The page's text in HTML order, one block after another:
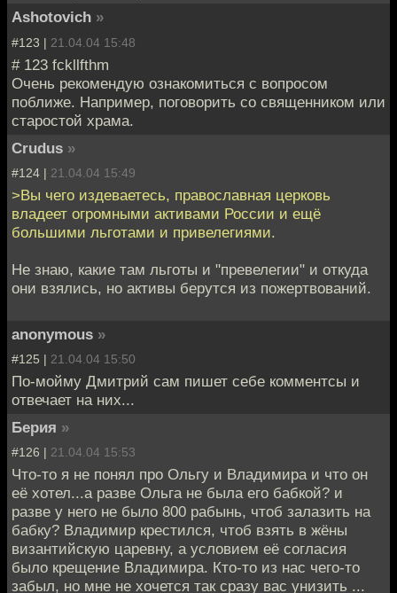
Ashotovich »
#123 | 21.04.04 15:48
# 123 fckllfthm
Очень рекомендую ознакомиться с вопросом
поближе. Например, поговорить со священником или
старостой храма.
Crudus »
#124 | 21.04.04 15:49
>Вы чего издеваетесь, православная церковь
владеет огромными активами России и ещё
большими льготами и привелегиями.
Не знаю, какие там льготы и "превелегии" и откуда
они взялись, но активы берутся из пожертвований.
anonymous »
#125 | 21.04.04 15:50
По-мойму Дмитрий сам пишет себе комментсы и
отвечает на них...
Берия »
#126 | 21.04.04 15:53
Что-то я не понял про Ольгу и Владимира и что он
её хотел...а разве Ольга не была его бабкой? и
разве у него не было 800 рабынь, чтоб залазить на
бабку? Владимир крестился, чтоб взять в жёны
византийскую царевну, а условием её согласия
было крещение Владимира. Кто-то из нас чего-то
забыл, но мне не хочется так сразу вас унизить ...